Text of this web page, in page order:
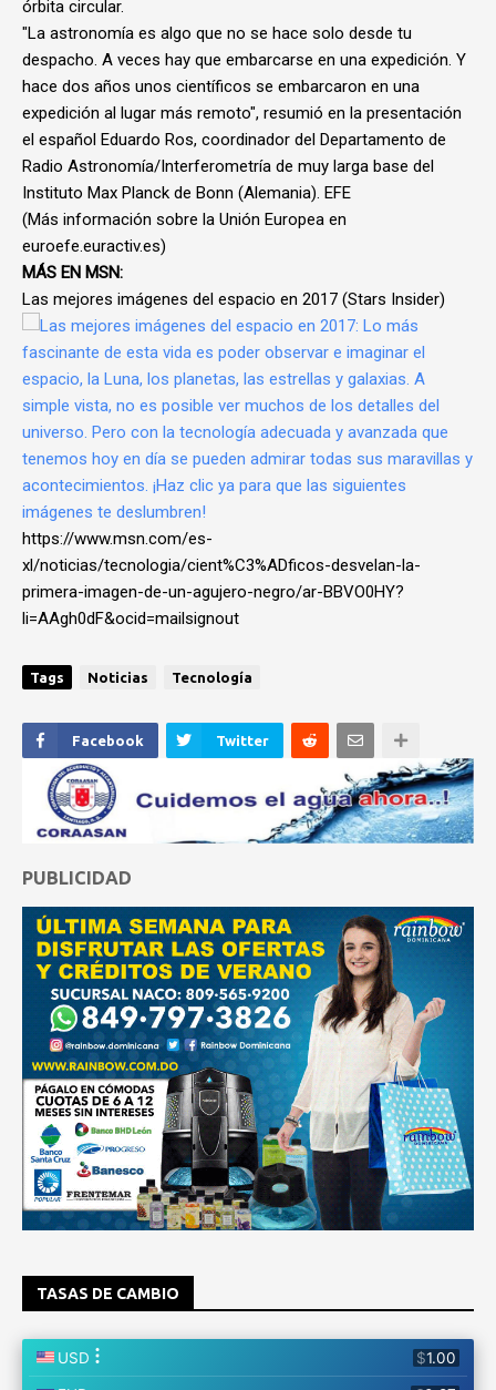
órbita circular.
"La astronomía es algo que no se hace solo desde tu
despacho. A veces hay que embarcarse en una expedición. Y
hace dos años unos científicos se embarcaron en una
expedición al lugar más remoto", resumió en la presentación
el español Eduardo Ros, coordinador del Departamento de
Radio Astronomía/Interferometría de muy larga base del
Instituto Max Planck de Bonn (Alemania). EFE
(Más información sobre la Unión Europea en
euroefe.euractiv.es)
MÁS EN MSN:
Las mejores imágenes del espacio en 2017 (Stars Insider)
https://www.msn.com/es-
xl/noticias/tecnologia/cient%C3%ADficos-desvelan-la-
primera-imagen-de-un-agujero-negro/ar-BBVO0HY?
li=AAgh0dF&ocid=mailsignout
Tags Noticias Tecnología
Facebook Twitter
PUBLICIDAD
TASAS DE CAMBIO